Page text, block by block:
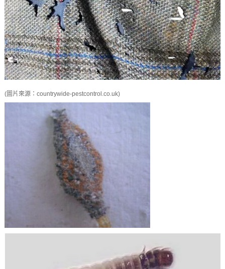
(圖片來源：countrywide-pestcontrol.co.uk)